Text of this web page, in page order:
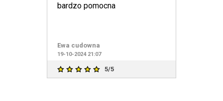
bardzo pomocna
Ewa cudowna
19-10-2024 21:07
5/5